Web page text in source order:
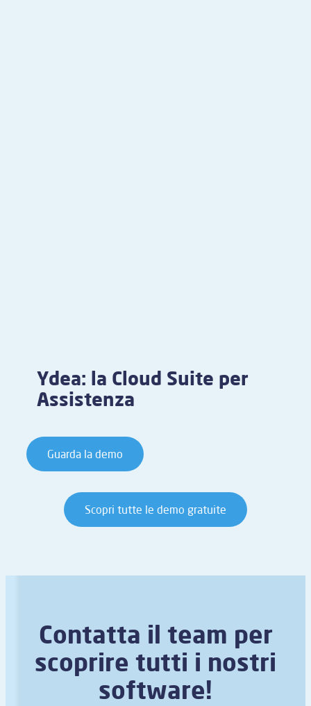
Ydea: la Cloud Suite per
Assistenza
Guarda la demo
Scopri tutte le demo gratuite
Contatta il team per
scoprire tutti i nostri
software!